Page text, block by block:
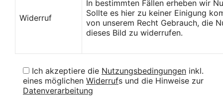
Widerruf
In bestimmten Fällen erheben wir
Sollte es hier zu keiner Einigung
von unserem Recht Gebrauch, die
dieses Bild zu widerrufen.
Ich akzeptiere die Nutzungsbedingungen inkl.
eines möglichen Widerrufs und die Hinweise zur
Datenverarbeitung